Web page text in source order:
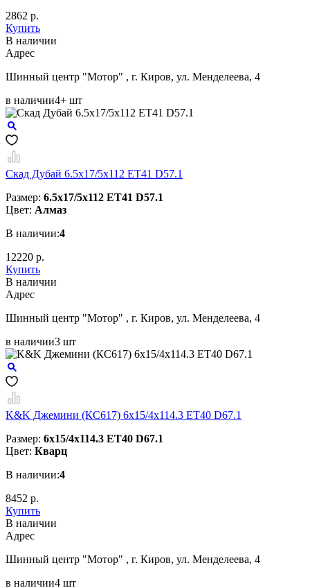
2862 р.
Купить
В наличии
Aдрес
Шинный центр "Мотор" , г. Киров, ул. Менделеева, 4
в наличии4+ шт
Скад Дубай 6.5x17/5x112 ET41 D57.1
Размер: 6.5x17/5x112 ET41 D57.1
Цвет: Алмаз
В наличии:4
12220 р.
Купить
В наличии
Aдрес
Шинный центр "Мотор" , г. Киров, ул. Менделеева, 4
в наличии3 шт
K&K Джемини (КС617) 6x15/4x114.3 ET40 D67.1
Размер: 6x15/4x114.3 ET40 D67.1
Цвет: Кварц
В наличии:4
8452 р.
Купить
В наличии
Aдрес
Шинный центр "Мотор" , г. Киров, ул. Менделеева, 4
в наличии4 шт